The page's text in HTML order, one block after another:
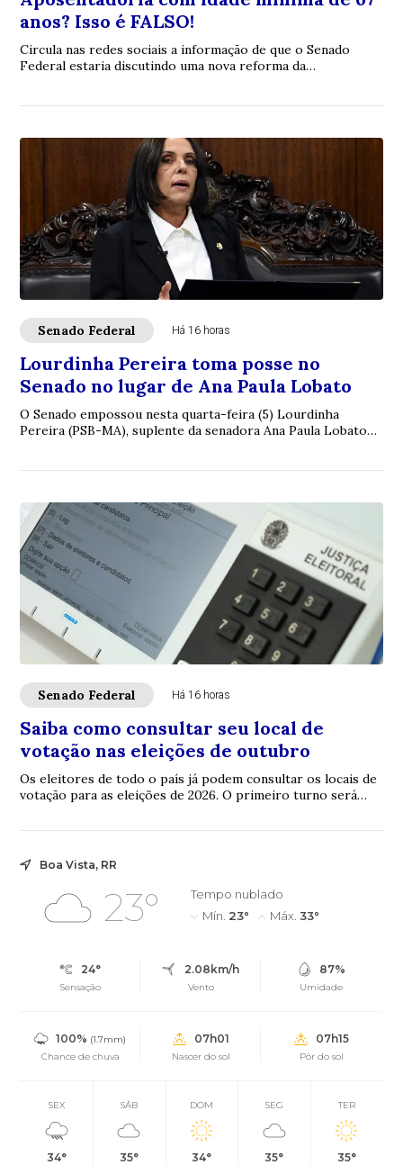
anos? Isso é FALSO!
Circula nas redes sociais a informação de que o Senado
Federal estaria discutindo uma nova reforma da
Senado Federal Há 16 horas
Lourdinha Pereira toma posse no
Senado no lugar de Ana Paula Lobato
O Senado empossou nesta quarta-feira (5) Lourdinha
Pereira (PSB-MA), suplente da senadora Ana Paula Lobato
Senado Federal Há 16 horas
Saiba como consultar seu local de
votação nas eleições de outubro
Os eleitores de todo o país já podem consultar os locais de
votação para as eleições de 2026. O primeiro turno será
Boa Vista, RR
23°
Tempo nublado
Mín. 23° Máx. 33°
24°
Sensação
2.08km/h
Vento
87%
Umidade
100% (1.7mm)
Chance de chuva
07h01
Nascer do sol
07h15
Pôr do sol
SEX
34°
SÁB
35°
DOM
34°
SEG
35°
TER
35°